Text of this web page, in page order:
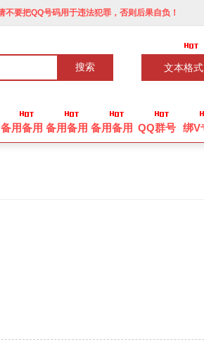
要把QQ号码用于违法犯罪，否则后果自负！
搜索 文本格式
备用备用 备用备用 备用备用 QQ群号 绑V